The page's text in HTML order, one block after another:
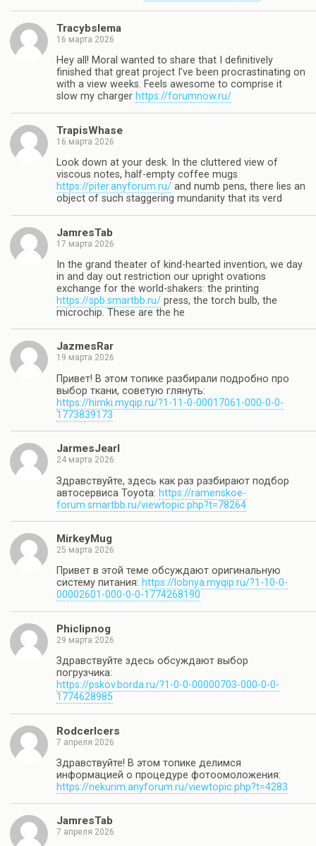
Tracybslema
16 марта 2026
Hey all! Moral wanted to share that I definitively
finished that great project I’ve been procrastinating on
with a view weeks. Feels awesome to comprise it
slow my charger https://forumnow.ru/
TrapisWhase
16 марта 2026
Look down at your desk. In the cluttered view of
viscous notes, half-empty coffee mugs
https://piter.anyforum.ru/ and numb pens, there lies an
object of such staggering mundanity that its verd
JamresTab
17 марта 2026
In the grand theater of kind-hearted invention, we day
in and day out restriction our upright ovations
exchange for the world-shakers: the printing
https://spb.smartbb.ru/ press, the torch bulb, the
microchip. These are the he
JazmesRar
19 марта 2026
Привет! В этом топике разбирали подробно про
выбор ткани, советую глянуть:
https://himki.myqip.ru/?1-11-0-00017061-000-0-0-
1773839173
JarmesJearl
24 марта 2026
Здравствуйте, здесь как раз разбирают подбор
автосервиса Toyota: https://ramenskoe-
forum.smartbb.ru/viewtopic.php?t=78264
MirkeyMug
25 марта 2026
Привет в этой теме обсуждают оригинальную
систему питания: https://lobnya.myqip.ru/?1-10-0-
00002601-000-0-0-1774268190
Phiclipnog
29 марта 2026
Здравствуйте здесь обсуждают выбор
погрузчика:
https://pskov.borda.ru/?1-0-0-00000703-000-0-0-
1774628985
RodcerIcers
7 апреля 2026
Здравствуйте! В этом топике делимся
информацией о процедуре фотоомоложения:
https://nekurim.anyforum.ru/viewtopic.php?t=4283
JamresTab
7 апреля 2026